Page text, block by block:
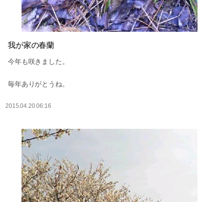
我が家の春蘭
今年も咲きました。
毎年ありがとうね。
2015.04.20 06:16